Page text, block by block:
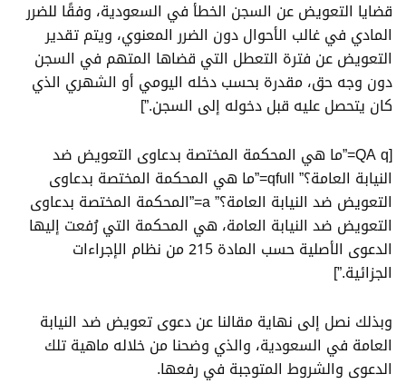
قضايا التعويض عن السجن الخطأ في السعودية، وفقًا للضرر
المادي في غالب الأحوال دون الضرر المعنوي، ويتم تقدير
التعويض عن فترة التعطل التي قضاها المتهم في السجن
دون وجه حق، مقدرة بحسب دخله اليومي أو الشهري الذي
كان يتحصل عليه قبل دخوله إلى السجن.”]
[QA q=”ما هي المحكمة المختصة بدعاوى التعويض ضد
النيابة العامة؟” qfull=”ما هي المحكمة المختصة بدعاوى
التعويض ضد النيابة العامة؟” a=”المحكمة المختصة بدعاوى
التعويض ضد النيابة العامة، هي المحكمة التي رُفعت إليها
الدعوى الأصلية حسب المادة 215 من نظام الإجراءات
الجزائية.”]
وبذلك نصل إلى نهاية مقالنا عن دعوى تعويض ضد النيابة
العامة في السعودية، والذي وضحنا من خلاله ماهية تلك
الدعوى والشروط المتوجبة في رفعها.